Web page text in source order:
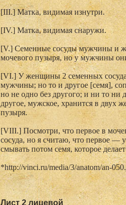
[III.] Матка, видимая изнутри.
[IV.] Матка, видимая снаружи.
[V.] Семенные сосуды мужчины и
мочевого пузыря, но у мужчины
[VI.] У женщины 2 семенных
мужчины; но то и другое [семя],
но не одно без другого; и ни то ни
другое, мужское, хранится в двух
пузыря.
[VIII.] Посмотри, что первое в
сосуда, но я считаю, что первое —
смывать потом семя, которое
*http://vinci.ru/media/3/anatom/an-
Лист 2 лицевой